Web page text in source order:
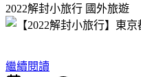
2022解封小旅行 國外旅遊
繼續閱讀